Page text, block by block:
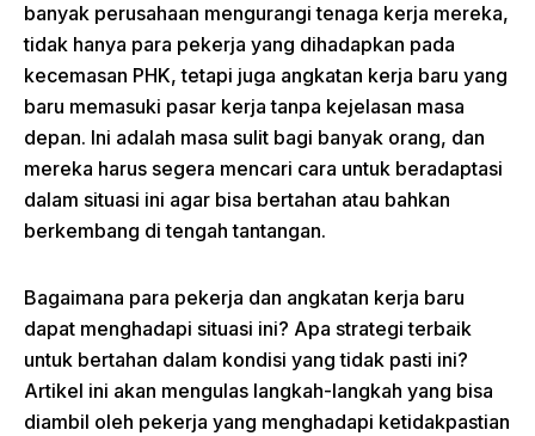
banyak perusahaan mengurangi tenaga kerja mereka,
tidak hanya para pekerja yang dihadapkan pada
kecemasan PHK, tetapi juga angkatan kerja baru yang
baru memasuki pasar kerja tanpa kejelasan masa
depan. Ini adalah masa sulit bagi banyak orang, dan
mereka harus segera mencari cara untuk beradaptasi
dalam situasi ini agar bisa bertahan atau bahkan
berkembang di tengah tantangan.
Bagaimana para pekerja dan angkatan kerja baru
dapat menghadapi situasi ini? Apa strategi terbaik
untuk bertahan dalam kondisi yang tidak pasti ini?
Artikel ini akan mengulas langkah-langkah yang bisa
diambil oleh pekerja yang menghadapi ketidakpastian